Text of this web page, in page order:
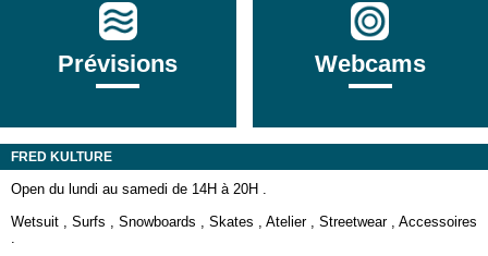
Prévisions Webcams
FRED KULTURE
Open du lundi au samedi de 14H à 20H .
Wetsuit , Surfs , Snowboards , Skates , Atelier , Streetwear , Accessoires
.